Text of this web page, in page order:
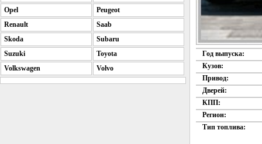
Год выпуска:
Кузов:
Привод:
Дверей:
КПП:
Регион:
Тип топлива:
Opel
Peugeot
Renault
Saab
Skoda
Subaru
Suzuki
Toyota
Volkswagen
Volvo